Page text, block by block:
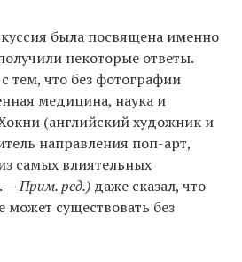
была посвящена именно
некоторые ответы.
тем, что без фотографии
медицина, наука и
(английский художник и
направления поп-арт,
самых влиятельных
—Прим. ред.) даже сказал, что
может существовать без